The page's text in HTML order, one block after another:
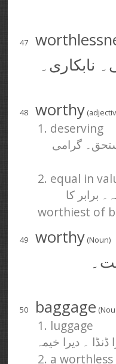
47
نابکاری۔
48 worthy
1. deserving
گرامی
2. equal in
برابر کا
worthiest of
49 worthy (Noun)
50 baggage
1. luggage
۔ دیرا خیمہ
2. a